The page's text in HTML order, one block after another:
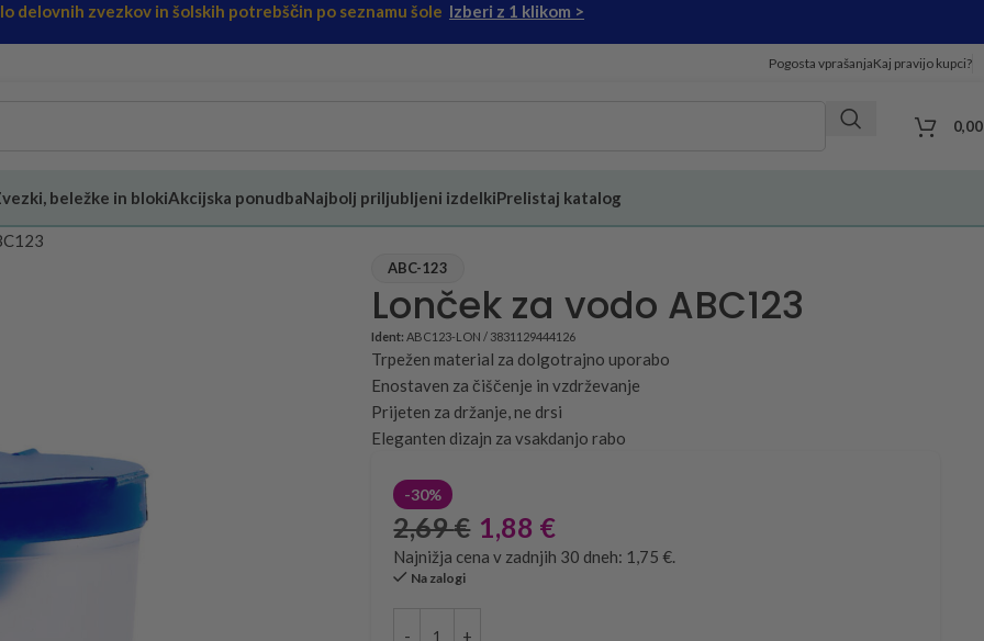
delovnih zvezkov in šolskih potrebščin po seznamu šole Izberi z 1 klikom >
Pogosta vprašanjaKaj pravijo kupci?
beležke in blokiAkcijska ponudbaNajbolj priljubljeni izdelkiPrelistaj katalog
ABC-123
Lonček za vodo ABC123
Ident: ABC123-LON / 3831129444126
Trpežen material za dolgotrajno uporabo
Enostaven za čiščenje in vzdrževanje
Prijeten za držanje, ne drsi
Eleganten dizajn za vsakdanjo rabo
-30%
2,69€ 1,88 €
Najnižja cena v zadnjih 30 dneh: 1,75 €.
Na zalogi